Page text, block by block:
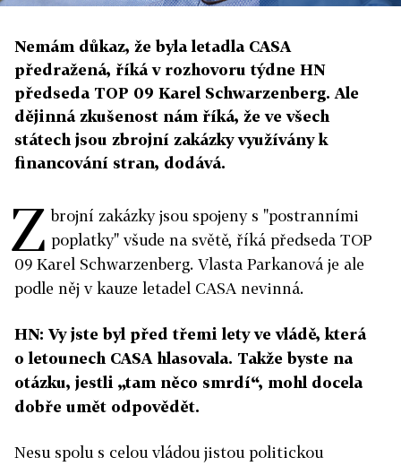
Nemám důkaz, že byla letadla CASA
předražená, říká v rozhovoru týdne HN
předseda TOP 09 Karel Schwarzenberg. Ale
dějinná zkušenost nám říká, že ve všech
státech jsou zbrojní zakázky využívány k
financování stran, dodává.
Z brojní zakázky jsou spojeny s "postranními
poplatky" všude na světě, říká předseda TOP
09 Karel Schwarzenberg. Vlasta Parkanová je ale
podle něj v kauze letadel CASA nevinná.
HN: Vy jste byl před třemi lety ve vládě, která
o letounech CASA hlasovala. Takže byste na
otázku, jestli „tam něco smrdí“, mohl docela
dobře umět odpovědět.
Nesu spolu s celou vládou jistou politickou